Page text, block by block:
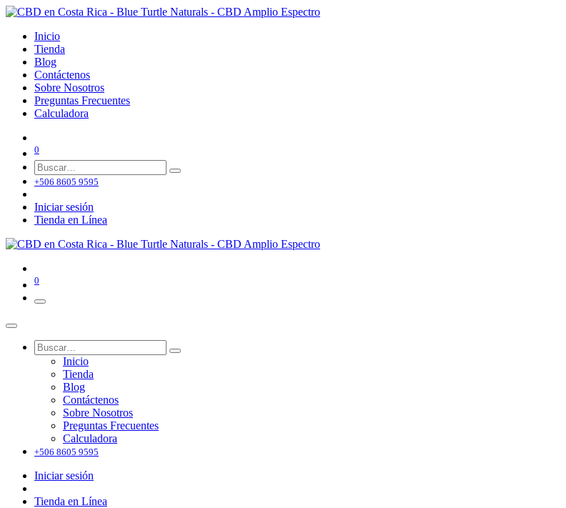
Inicio
Tienda
Blog
Contáctenos
Sobre Nosotros
Preguntas Frecuentes
Calculadora
0
+506 8605 9595
Iniciar sesión
Tienda en Línea
0
Inicio
Tienda
Blog
Contáctenos
Sobre Nosotros
Preguntas Frecuentes
Calculadora
+506 8605 9595
Iniciar sesión
Tienda en Línea